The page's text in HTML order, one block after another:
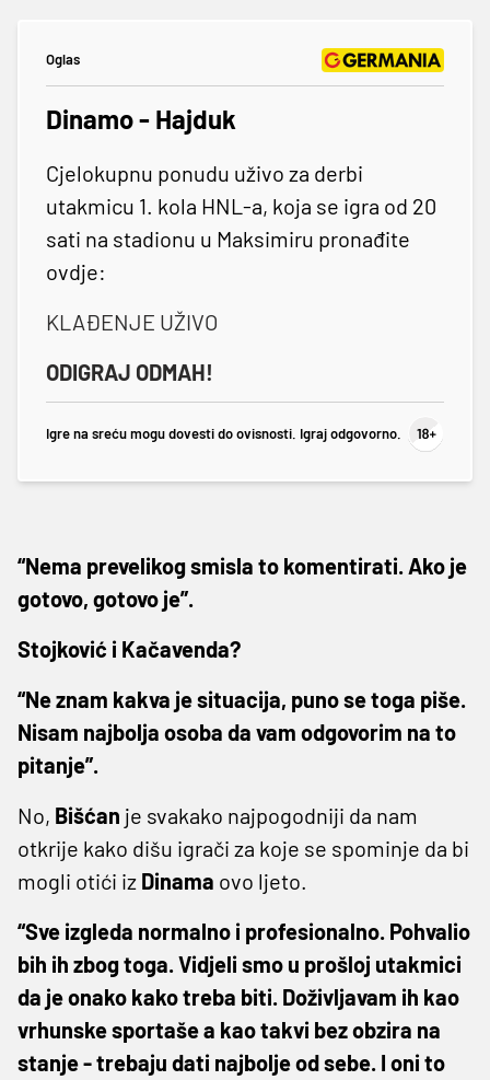
Oglas
Dinamo - Hajduk
Cjelokupnu ponudu uživo za derbi
utakmicu 1. kola HNL-a, koja se igra od 20
sati na stadionu u Maksimiru pronađite
ovdje:
KLAĐENJE UŽIVO
ODIGRAJ ODMAH!
Igre na sreću mogu dovesti do ovisnosti. Igraj odgovorno.
“Nema prevelikog smisla to komentirati. Ako je
gotovo, gotovo je”.
Stojković i Kačavenda?
“Ne znam kakva je situacija, puno se toga piše.
Nisam najbolja osoba da vam odgovorim na to
pitanje”.
No, Bišćan je svakako najpogodniji da nam
otkrije kako dišu igrači za koje se spominje da bi
mogli otići iz Dinama ovo ljeto.
“Sve izgleda normalno i profesionalno. Pohvalio
bih ih zbog toga. Vidjeli smo u prošloj utakmici
da je onako kako treba biti. Doživljavam ih kao
vrhunske sportaše a kao takvi bez obzira na
stanje - trebaju dati najbolje od sebe. I oni to